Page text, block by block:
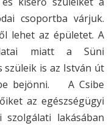
csoportba várjuk.
lehet az épületet. A
miatt a Süni
szüleik is az István út
bejönni. A Csibe
az egészségügyi
lakásában